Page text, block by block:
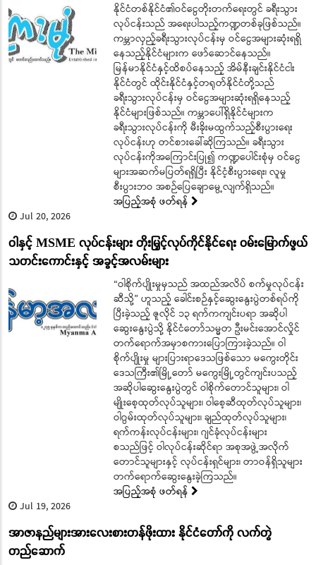
နိုင်ငံတစ်နိုင်ငံ၏ဝင်ငွေတိုးတက်ရေးတွင် ခရီးသွား
လုပ်ငန်းသည် အရေးပါသည့်ကဏ္ဍတစ်ခုဖြစ်သည်။
ကမ္ဘာလှည့်ခရီးသွားလုပ်ငန်းမှ ဝင်ငွေအများဆုံးရရှိ
နေသည့်နိုင်ငံများက ဖော်ဆောင်နေသည်။
မြန်မာနိုင်ငံနှင့်ထိစပ်နေသည့် အိမ်နီးချင်းနိုင်ငံငါး
နိုင်ငံတွင် ထိုင်းနိုင်ငံနှင့်တရုတ်နိုင်ငံတို့သည်
ခရီးသွားလုပ်ငန်းမှ ဝင်ငွေအများဆုံးရရှိနေသည့်
နိုင်ငံများဖြစ်သည်။ ကမ္ဘာပေါ်ရှိနိုင်ငံများက
ခရီးသွားလုပ်ငန်းကို မီးခိုးမထွက်သည့်စီးပွားရေး
လုပ်ငန်းဟု တင်စားခေါ်ဆိုကြသည်။ ခရီးသွား
လုပ်ငန်းကိုအကြောင်းပြု၍ ကဏ္ဍပေါင်းစုံမှ ဝင်ငွေ
များအဆက်မပြတ်ရရှိပြီး နိုင်ငံ့စီးပွားရေး၊ လူမှု
စီးပွားဘဝ အစဉ်ပြေချောမွေ့လျက်ရှိသည်။
အပြည့်အစုံ ဖတ်ရန်
Jul 20, 2026
ဝါနှင့် MSME လုပ်ငန်းများ တိုးမြှင့်လုပ်ကိုင်နိုင်ရေး ဝမ်းမြောက်ဖွယ်
သတင်းကောင်းနှင့် အခွင့်အလမ်းများ
“ဝါစိုက်ပျိုးမှုမှသည် အထည်အလိပ် စက်မှုလုပ်ငန်း
ဆီသို့” ဟူသည့် ခေါင်းစဉ်နှင့်ဆွေးနွေးပွဲတစ်ရပ်ကို
ပြီးခဲ့သည့် ဇူလိုင် ၁၃ ရက်ကကျင်းပရာ အဆိုပါ
ဆွေးနွေးပွဲသို့ နိုင်ငံတော်သမ္မတ ဦးမင်းအောင်လှိုင်
တက်ရောက်အမှာစကားပြောကြားခဲ့သည်။ ဝါ
စိုက်ပျိုးမှု များပြားရာဒေသဖြစ်သော မကွေးတိုင်း
ဒေသကြီး၏မြို့တော် မကွေးမြို့တွင်ကျင်းပသည့်
အဆိုပါဆွေးနွေးပွဲတွင် ဝါစိုက်တောင်သူများ၊ ဝါ
မျိုးစေ့ထုတ်လုပ်သူများ၊ ဝါစေ့ဆီထုတ်လုပ်သူများ၊
ဝါဂွမ်းထုတ်လုပ်သူများ၊ ချည်ထုတ်လုပ်သူများ၊
ရက်ကန်းလုပ်ငန်းများ၊ ဂျင်ခုံလုပ်ငန်းများ
စသည်ဖြင့် ဝါလုပ်ငန်းဆိုင်ရာ အစုအဖွဲ့အလိုက်
တောင်သူများနှင့် လုပ်ငန်းရှင်များ၊ တာဝန်ရှိသူများ
တက်ရောက်ဆွေးနွေးခဲ့ကြသည်။
အပြည့်အစုံ ဖတ်ရန်
Jul 19, 2026
အာဇာနည်များအားလေးစားတန်ဖိုးထား နိုင်ငံတော်ကို လက်တွဲ
တည်ဆောက်